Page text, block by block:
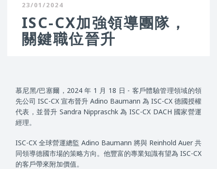
23/01/2024
ISC-CX加強領導團隊，
關鍵職位晉升
慕尼黑/巴塞爾，2024 年 1 月 18 日 - 客戶體驗管理領域的領
先公司 ISC-CX 宣布晉升 Adino Baumann 為 ISC-CX 德國授權
代表，並晉升 Sandra Nippraschk 為 ISC-CX DACH 國家營運
經理。
ISC-CX 全球營運總監 Adino Baumann 將與 Reinhold Auer 共
同領導德國市場的策略方向。他豐富的專業知識有望為 ISC-CX
的客戶帶來附加價值。